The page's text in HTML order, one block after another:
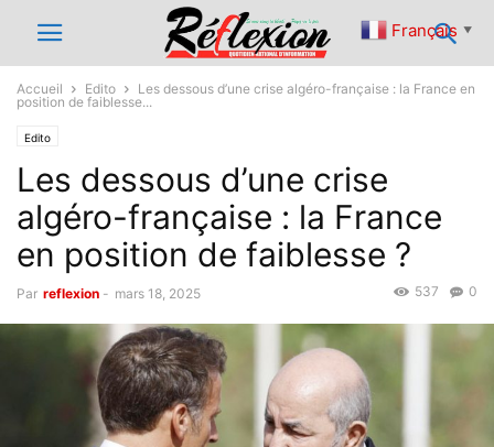
Accueil Edito
Les dessous d’une crise algéro-française : la France en
position de faiblesse...
Edito
Les dessous d’une crise
algéro-française : la France
en position de faiblesse ?
Par reflexion - mars 18, 2025 0
537
Français ▼